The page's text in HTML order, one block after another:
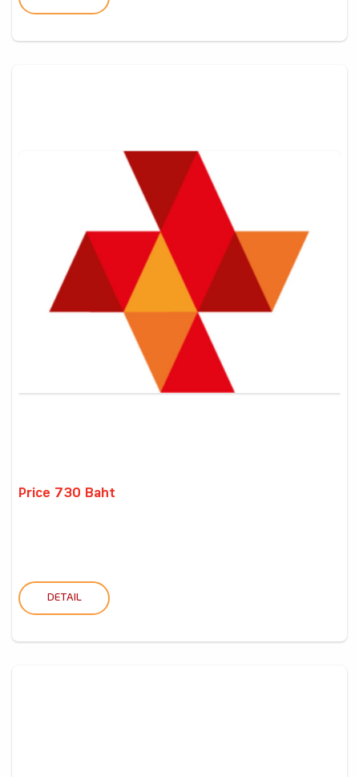
Price 730 Baht
DETAIL